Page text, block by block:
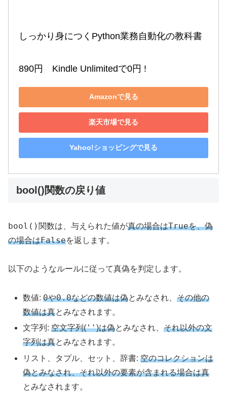
しっかり身につくPython業務自動化の教科書
890円　Kindle Unlimitedで0円 !
Amazonで見る
楽天市場で見る
Yahoo!ショッピングで見る
bool()関数の戻り値
bool() 関数は、与えられた値が真の場合はTrueを、偽
の場合はFalseを返します。
以下のようなルールに従って真偽を判定します。
数値:0や0.0などの数値は偽とみなされ、その他の
数値は真とみなされます。
文字列:空文字列('')は偽とみなされ、それ以外の文
字列は真とみなされます。
リスト、タプル、セット、辞書:空のコレクションは
偽とみなされ、それ以外の要素が含まれる場合は真
とみなされます。